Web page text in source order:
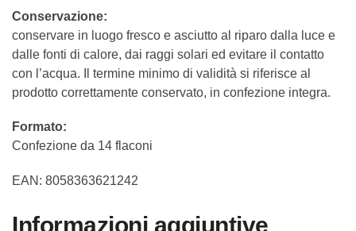
Conservazione:
conservare in luogo fresco e asciutto al riparo dalla luce e
dalle fonti di calore, dai raggi solari ed evitare il contatto
con l’acqua. Il termine minimo di validità si riferisce al
prodotto correttamente conservato, in confezione integra.
Formato:
Confezione da 14 flaconi
EAN: 8058363621242
Informazioni aggiuntive